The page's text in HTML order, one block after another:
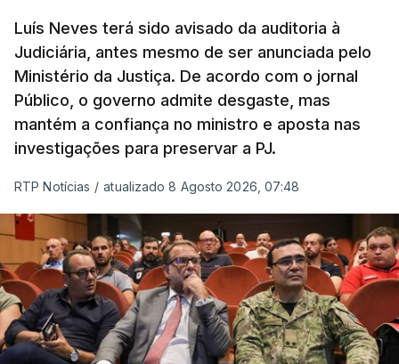
Luís Neves terá sido avisado da auditoria à
Judiciária, antes mesmo de ser anunciada pelo
Ministério da Justiça. De acordo com o jornal
Público, o governo admite desgaste, mas
mantém a confiança no ministro e aposta nas
investigações para preservar a PJ.
RTP Notícias / atualizado 8 Agosto 2026, 07:48